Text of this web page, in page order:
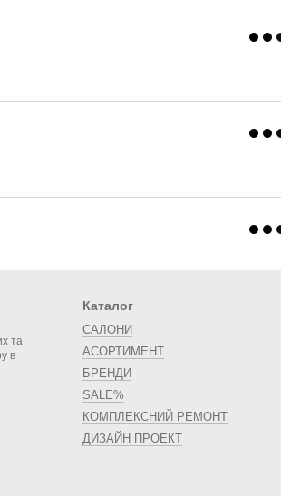
та
в
Каталог
САЛОНИ
АСОРТИМЕНТ
БРЕНДИ
SALE%
КОМПЛЕКСНИЙ РЕМОНТ
ДИЗАЙН ПРОЕКТ